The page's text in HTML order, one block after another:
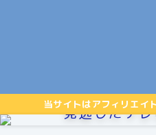
当サイトはアフィリエイ
見逃したテ